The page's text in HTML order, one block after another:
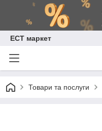
ЕСТ маркет
Товари та послуги